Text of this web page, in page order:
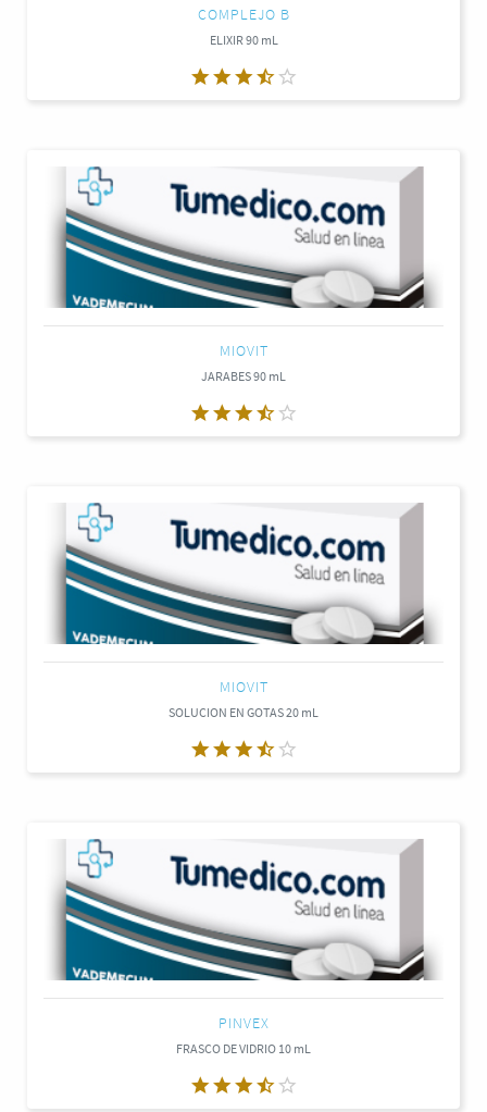
COMPLEJO B
ELIXIR 90 mL
MIOVIT
JARABES 90 mL
MIOVIT
SOLUCION EN GOTAS 20 mL
PINVEX
FRASCO DE VIDRIO 10 mL